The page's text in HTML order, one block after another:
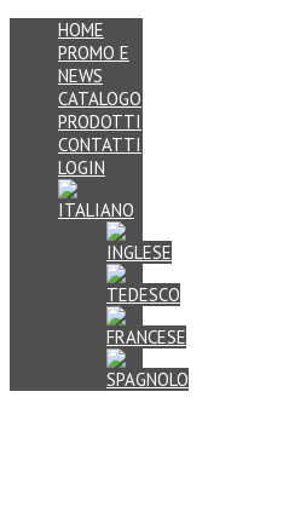
HOME
PROMO E
NEWS
CATALOGO
PRODOTTI
CONTATTI
LOGIN